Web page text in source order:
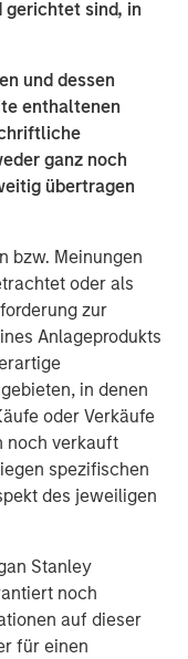
gerichtet sind, in
und dessen
enthaltenen
ganz noch
übertragen
bzw. Meinungen
oder als
zur
Anlageprodukts
in denen
oder Verkäufe
noch verkauft
spezifischen
des jeweiligen
Stanley
noch
auf dieser
für einen
imported to the
additional shifts
and bringing
In the long run, we
and running at
and
will likely
vehicles. We
increase in repair
pricing power,
and supply chains
decades. While
sector will have to
leading to
demand from
The
demand is less